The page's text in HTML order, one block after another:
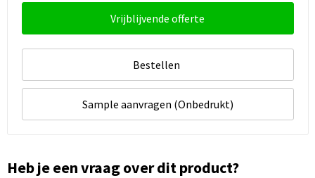
Vrijblijvende offerte
Bestellen
Sample aanvragen (Onbedrukt)
Heb je een vraag over dit product?